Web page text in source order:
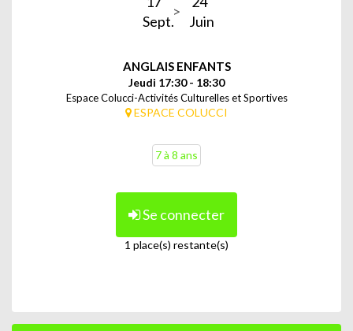
Sept.
Juin
ANGLAIS ENFANTS
Jeudi 17:30 - 18:30
Espace Colucci-Activités Culturelles et Sportives
ESPACE COLUCCI
7 à 8 ans
Se connecter
1 place(s) restante(s)